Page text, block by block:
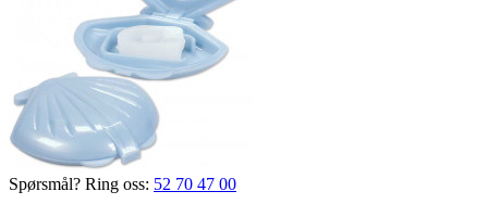
Spørsmål? Ring oss: 52 70 47 00